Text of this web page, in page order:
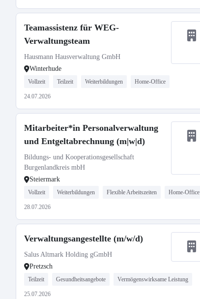
Teamassistenz für WEG-
Verwaltungsteam
Hausmann Hausverwaltung GmbH
Winterhude
Vollzeit Teilzeit Weiterbildungen Home-Office
24.07.2026
Mitarbeiter*in Personalverwaltung
und Entgeltabrechnung (m|w|d)
Bildungs- und Kooperationsgesellschaft
Burgenlandkreis mbH
Steiermark
Vollzeit Weiterbildungen Flexible Arbeitszeiten Home-Office
28.07.2026
Verwaltungsangestellte (m/w/d)
Salus Altmark Holding gGmbH
Pretzsch
Teilzeit Gesundheitsangebote Vermögenswirksame Leistung
25.07.2026